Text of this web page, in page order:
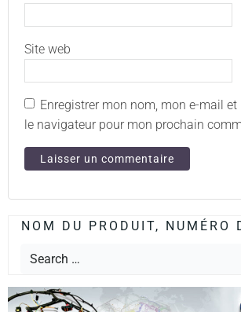
Site web
Enregistrer mon nom, mon e-mail
le navigateur pour mon prochain
NOM DU PRODUIT, NUMÉRO